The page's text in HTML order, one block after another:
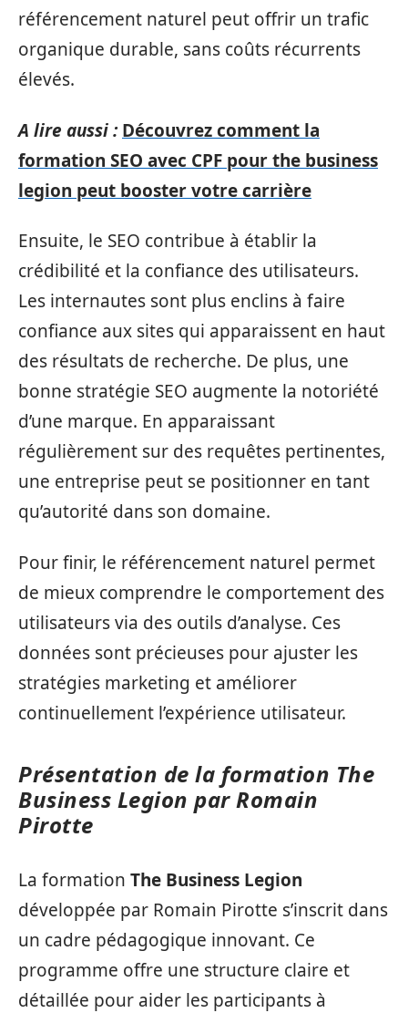
référencement naturel peut offrir un trafic
organique durable, sans coûts récurrents
élevés.
A lire aussi : Découvrez comment la
formation SEO avec CPF pour the business
legion peut booster votre carrière
Ensuite, le SEO contribue à établir la
crédibilité et la confiance des utilisateurs.
Les internautes sont plus enclins à faire
confiance aux sites qui apparaissent en haut
des résultats de recherche. De plus, une
bonne stratégie SEO augmente la notoriété
d’une marque. En apparaissant
régulièrement sur des requêtes pertinentes,
une entreprise peut se positionner en tant
qu’autorité dans son domaine.
Pour finir, le référencement naturel permet
de mieux comprendre le comportement des
utilisateurs via des outils d’analyse. Ces
données sont précieuses pour ajuster les
stratégies marketing et améliorer
continuellement l’expérience utilisateur.
Présentation de la formation The
Business Legion par Romain
Pirotte
La formation The Business Legion
développée par Romain Pirotte s’inscrit dans
un cadre pédagogique innovant. Ce
programme offre une structure claire et
détaillée pour aider les participants à